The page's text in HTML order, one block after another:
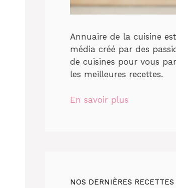
Annuaire de la cuisine
média créé par des
de cuisines pour vous
les meilleures recettes.
En savoir plus
NOS DERNIÈRES RECETTES